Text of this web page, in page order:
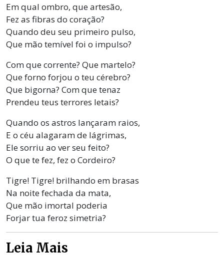
Em qual ombro, que artesão,
Fez as fibras do coração?
Quando deu seu primeiro pulso,
Que mão temível foi o impulso?
Com que corrente? Que martelo?
Que forno forjou o teu cérebro?
Que bigorna? Com que tenaz
Prendeu teus terrores letais?
Quando os astros lançaram raios,
E o céu alagaram de lágrimas,
Ele sorriu ao ver seu feito?
O que te fez, fez o Cordeiro?
Tigre! Tigre! brilhando em brasas
Na noite fechada da mata,
Que mão imortal poderia
Forjar tua feroz simetria?
Leia Mais